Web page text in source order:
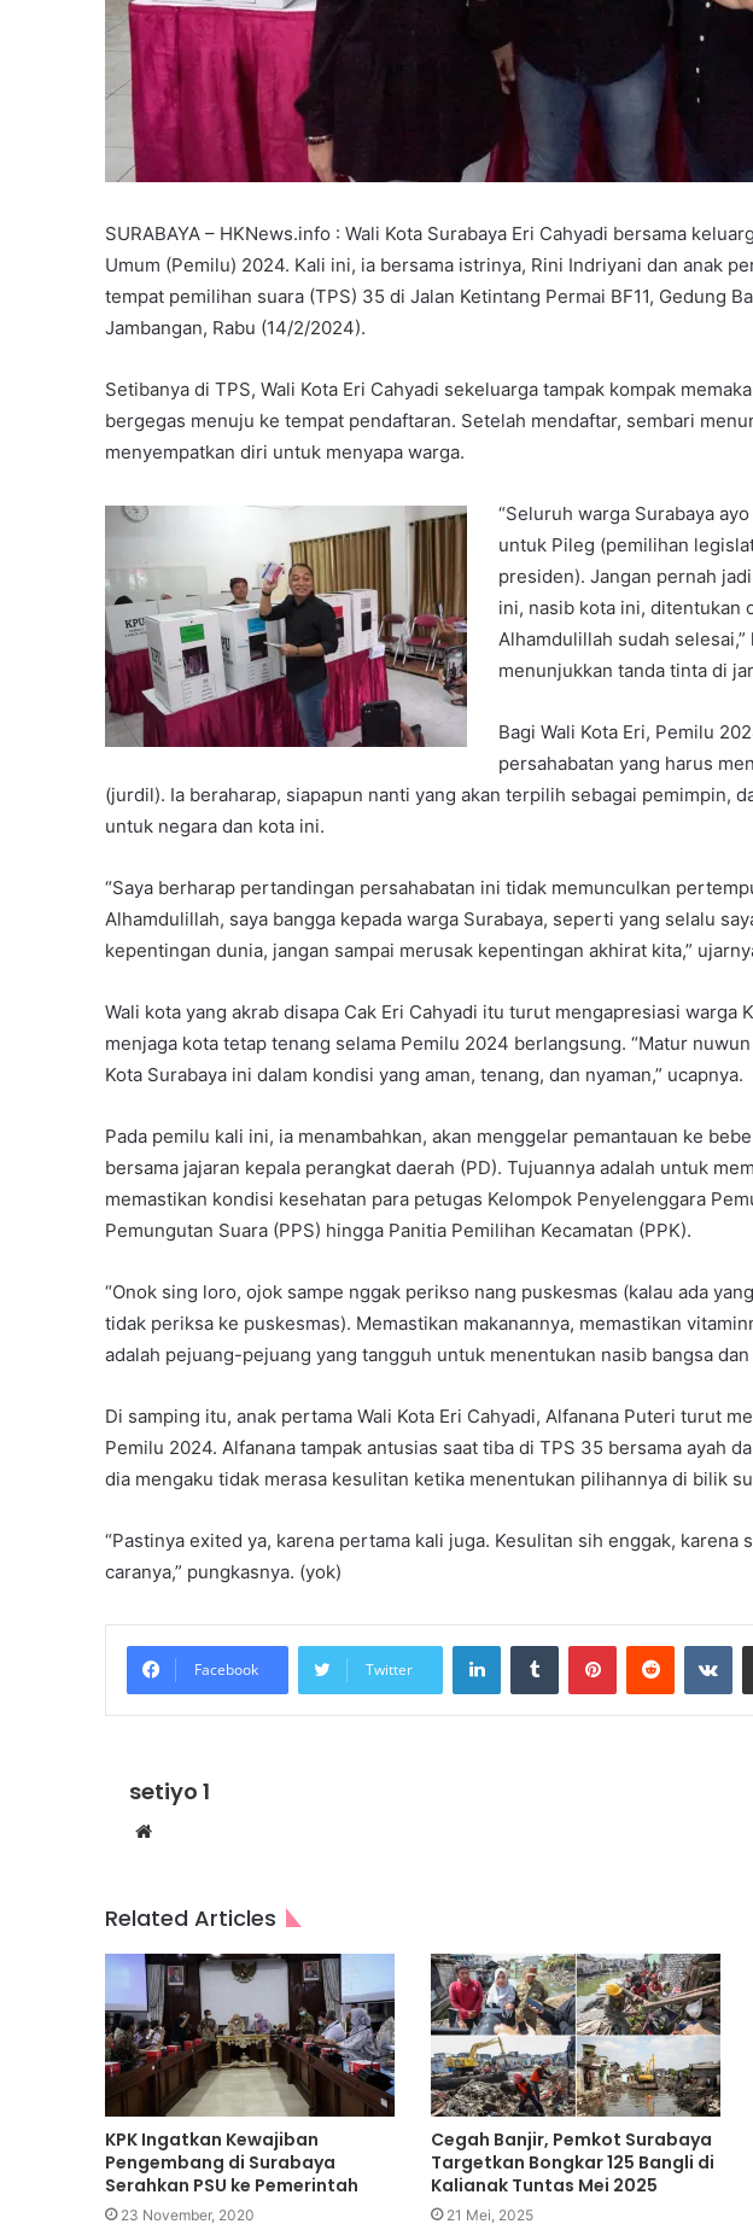
SURABAYA – HKNews.info : Wali Kota Surabaya Eri Cahyadi bersama
Umum (Pemilu) 2024. Kali ini, ia bersama istrinya, Rini Indriyani dan anak
tempat pemilihan suara (TPS) 35 di Jalan Ketintang Permai BF11, Gedung
Jambangan, Rabu (14/2/2024).
Setibanya di TPS, Wali Kota Eri Cahyadi sekeluarga tampak kompak
bergegas menuju ke tempat pendaftaran. Setelah mendaftar, sembari
menyempatkan diri untuk menyapa warga.
“Seluruh warga Surabaya
untuk Pileg (pemilihan
presiden). Jangan pernah
ini, nasib kota ini, ditentukan
Alhamdulillah sudah selesai,”
menunjukkan tanda tinta di
Bagi Wali Kota Eri, Pemilu
persahabatan yang harus
(jurdil). Ia beraharap, siapapun nanti yang akan terpilih sebagai pemimpin,
untuk negara dan kota ini.
“Saya berharap pertandingan persahabatan ini tidak memunculkan
Alhamdulillah, saya bangga kepada warga Surabaya, seperti yang selalu
kepentingan dunia, jangan sampai merusak kepentingan akhirat kita,”
Wali kota yang akrab disapa Cak Eri Cahyadi itu turut mengapresiasi warga
menjaga kota tetap tenang selama Pemilu 2024 berlangsung. “Matur
Kota Surabaya ini dalam kondisi yang aman, tenang, dan nyaman,” ucapnya.
Pada pemilu kali ini, ia menambahkan, akan menggelar pemantauan ke
bersama jajaran kepala perangkat daerah (PD). Tujuannya adalah untuk
memastikan kondisi kesehatan para petugas Kelompok Penyelenggara
Pemungutan Suara (PPS) hingga Panitia Pemilihan Kecamatan (PPK).
“Onok sing loro, ojok sampe nggak perikso nang puskesmas (kalau ada
tidak periksa ke puskesmas). Memastikan makanannya, memastikan
adalah pejuang-pejuang yang tangguh untuk menentukan nasib bangsa dan
Di samping itu, anak pertama Wali Kota Eri Cahyadi, Alfanana Puteri turut
Pemilu 2024. Alfanana tampak antusias saat tiba di TPS 35 bersama ayah
dia mengaku tidak merasa kesulitan ketika menentukan pilihannya di bilik
“Pastinya exited ya, karena pertama kali juga. Kesulitan sih enggak, karena
caranya,” pungkasnya. (yok)
Facebook Twitter
LinkedInTumblr PinterestReddit
setiyo 1
Website
Related Articles
KPK Ingatkan Kewajiban
Pengembang di Surabaya
Serahkan PSU ke Pemerintah
23 November, 2020
Cegah Banjir, Pemkot Surabaya
Targetkan Bongkar 125 Bangli di
Kalianak Tuntas Mei 2025
21 Mei, 2025